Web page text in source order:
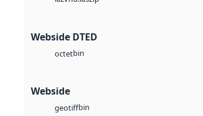
Webside DTED
octetbin
Webside
geotiffbin